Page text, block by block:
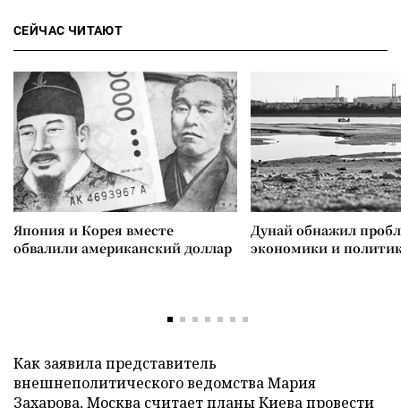
СЕЙЧАС ЧИТАЮТ
Япония и Корея вместе
обвалили американский доллар
Дунай обнажил
экономики и
Как заявила представитель
внешнеполитического ведомства Мария
Захарова, Москва считает планы Киева провести